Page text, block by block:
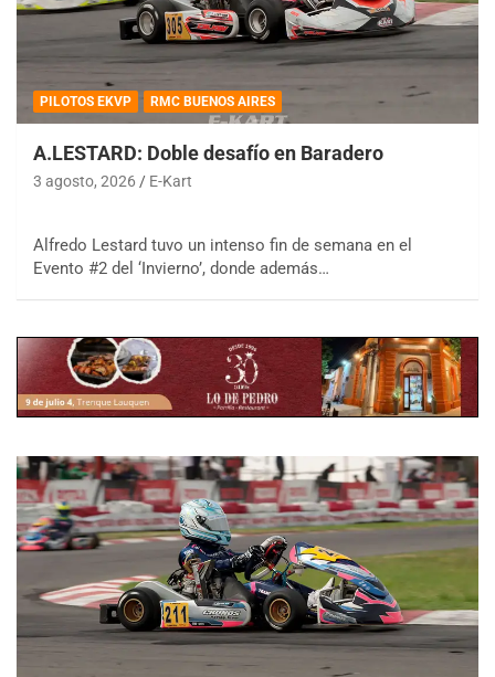
PILOTOS EKVP RMC BUENOS AIRES
A.LESTARD: Doble desafío en Baradero
3 agosto, 2026 E-Kart
Alfredo Lestard tuvo un intenso fin de semana en el
Evento #2 del ‘Invierno’, donde además…